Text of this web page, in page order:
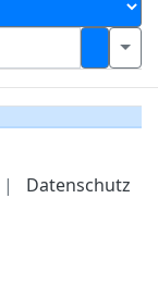
| Datenschutz